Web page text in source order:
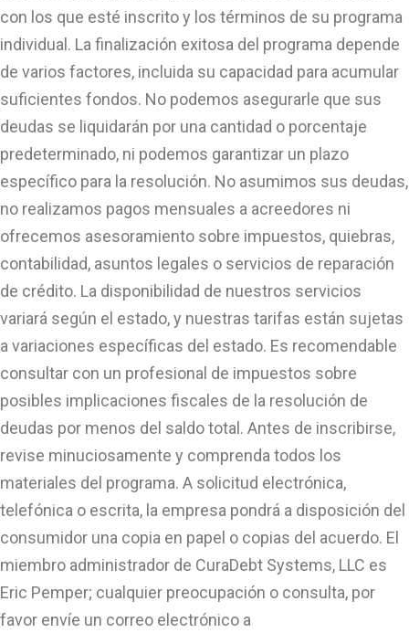
con los que esté inscrito y los términos de su programa
individual. La finalización exitosa del programa depende
de varios factores, incluida su capacidad para acumular
suficientes fondos. No podemos asegurarle que sus
deudas se liquidarán por una cantidad o porcentaje
predeterminado, ni podemos garantizar un plazo
específico para la resolución. No asumimos sus deudas,
no realizamos pagos mensuales a acreedores ni
ofrecemos asesoramiento sobre impuestos, quiebras,
contabilidad, asuntos legales o servicios de reparación
de crédito. La disponibilidad de nuestros servicios
variará según el estado, y nuestras tarifas están sujetas
a variaciones específicas del estado. Es recomendable
consultar con un profesional de impuestos sobre
posibles implicaciones fiscales de la resolución de
deudas por menos del saldo total. Antes de inscribirse,
revise minuciosamente y comprenda todos los
materiales del programa. A solicitud electrónica,
telefónica o escrita, la empresa pondrá a disposición del
consumidor una copia en papel o copias del acuerdo. El
miembro administrador de CuraDebt Systems, LLC es
Eric Pemper; cualquier preocupación o consulta, por
favor envíe un correo electrónico a